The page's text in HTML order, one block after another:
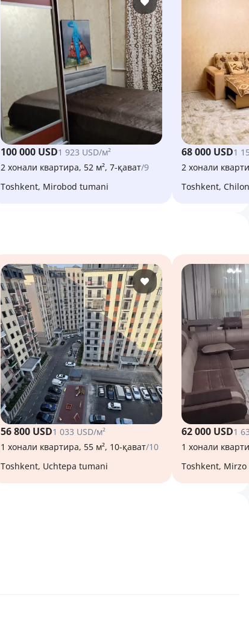
100 000 USD1 923 USD/м²
2 хонали квартира, 52 м², 7-қават/9
Toshkent, Mirobod tumani
68 000 USD1
2 хонали
Toshkent,
56 800 USD1 033 USD/м²
1 хонали квартира, 55 м², 10-қават/10
Toshkent, Uchtepa tumani
62 000 USD1
1 хонали
Toshkent,